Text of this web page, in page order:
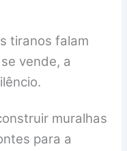
tiranos falam
vende, a
muralhas
para a